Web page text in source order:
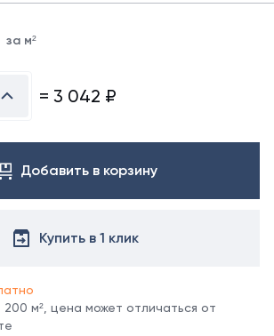
за м²
= 3 042 ₽
Добавить в корзину
Купить в 1 клик
м², цена может отличаться от